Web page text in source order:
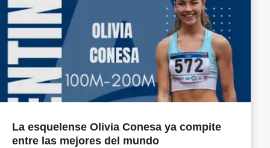
La esquelense Olivia Conesa ya compite
entre las mejores del mundo